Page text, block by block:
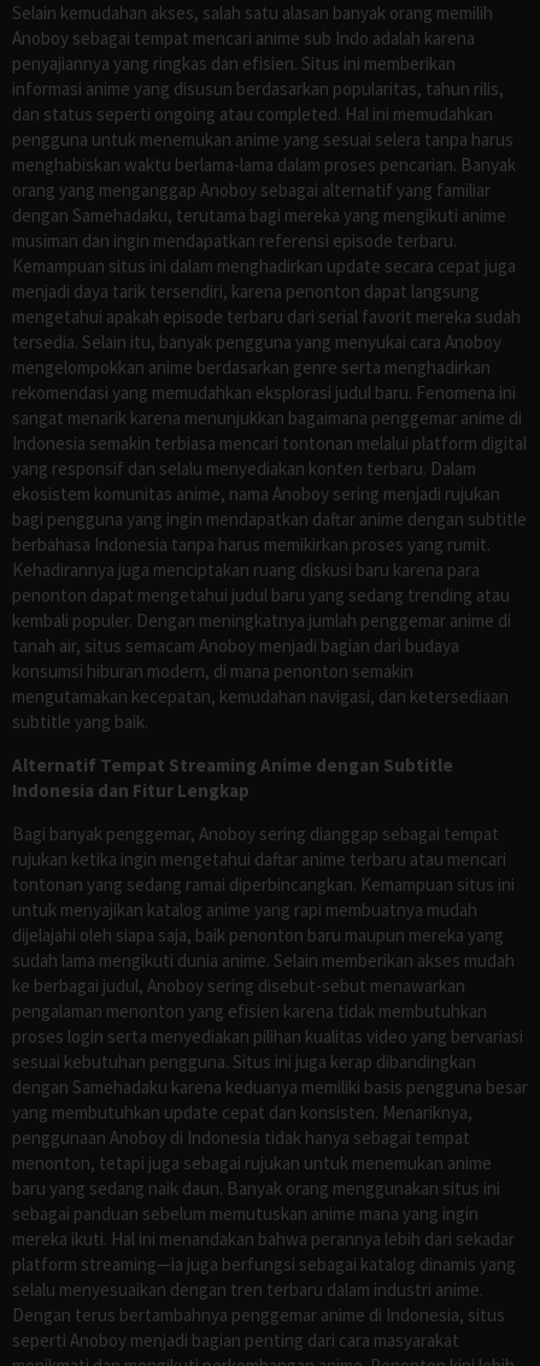
Selain kemudahan akses, salah satu alasan banyak orang memilih
Anoboy sebagai tempat mencari anime sub Indo adalah karena
penyajiannya yang ringkas dan efisien. Situs ini memberikan
informasi anime yang disusun berdasarkan popularitas, tahun rilis,
dan status seperti ongoing atau completed. Hal ini memudahkan
pengguna untuk menemukan anime yang sesuai selera tanpa harus
menghabiskan waktu berlama-lama dalam proses pencarian. Banyak
orang yang menganggap Anoboy sebagai alternatif yang familiar
dengan Samehadaku, terutama bagi mereka yang mengikuti anime
musiman dan ingin mendapatkan referensi episode terbaru.
Kemampuan situs ini dalam menghadirkan update secara cepat juga
menjadi daya tarik tersendiri, karena penonton dapat langsung
mengetahui apakah episode terbaru dari serial favorit mereka sudah
tersedia. Selain itu, banyak pengguna yang menyukai cara Anoboy
mengelompokkan anime berdasarkan genre serta menghadirkan
rekomendasi yang memudahkan eksplorasi judul baru. Fenomena ini
sangat menarik karena menunjukkan bagaimana penggemar anime di
Indonesia semakin terbiasa mencari tontonan melalui platform digital
yang responsif dan selalu menyediakan konten terbaru. Dalam
ekosistem komunitas anime, nama Anoboy sering menjadi rujukan
bagi pengguna yang ingin mendapatkan daftar anime dengan subtitle
berbahasa Indonesia tanpa harus memikirkan proses yang rumit.
Kehadirannya juga menciptakan ruang diskusi baru karena para
penonton dapat mengetahui judul baru yang sedang trending atau
kembali populer. Dengan meningkatnya jumlah penggemar anime di
tanah air, situs semacam Anoboy menjadi bagian dari budaya
konsumsi hiburan modern, di mana penonton semakin
mengutamakan kecepatan, kemudahan navigasi, dan ketersediaan
subtitle yang baik.
Alternatif Tempat Streaming Anime dengan Subtitle
Indonesia dan Fitur Lengkap
Bagi banyak penggemar, Anoboy sering dianggap sebagai tempat
rujukan ketika ingin mengetahui daftar anime terbaru atau mencari
tontonan yang sedang ramai diperbincangkan. Kemampuan situs ini
untuk menyajikan katalog anime yang rapi membuatnya mudah
dijelajahi oleh siapa saja, baik penonton baru maupun mereka yang
sudah lama mengikuti dunia anime. Selain memberikan akses mudah
ke berbagai judul, Anoboy sering disebut-sebut menawarkan
pengalaman menonton yang efisien karena tidak membutuhkan
proses login serta menyediakan pilihan kualitas video yang bervariasi
sesuai kebutuhan pengguna. Situs ini juga kerap dibandingkan
dengan Samehadaku karena keduanya memiliki basis pengguna besar
yang membutuhkan update cepat dan konsisten. Menariknya,
penggunaan Anoboy di Indonesia tidak hanya sebagai tempat
menonton, tetapi juga sebagai rujukan untuk menemukan anime
baru yang sedang naik daun. Banyak orang menggunakan situs ini
sebagai panduan sebelum memutuskan anime mana yang ingin
mereka ikuti. Hal ini menandakan bahwa perannya lebih dari sekadar
platform streaming—ia juga berfungsi sebagai katalog dinamis yang
selalu menyesuaikan dengan tren terbaru dalam industri anime.
Dengan terus bertambahnya penggemar anime di Indonesia, situs
seperti Anoboy menjadi bagian penting dari cara masyarakat